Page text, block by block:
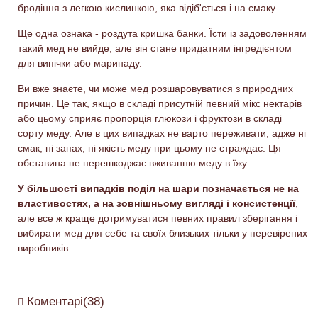
бродіння з легкою кислинкою, яка відіб'ється і на смаку.
Ще одна ознака - роздута кришка банки. Їсти із задоволенням
такий мед не вийде, але він стане придатним інгредієнтом
для випічки або маринаду.
Ви вже знаєте, чи може мед розшаровуватися з природних
причин. Це так, якщо в складі присутній певний мікс нектарів
або цьому сприяє пропорція глюкози і фруктози в складі
сорту меду. Але в цих випадках не варто переживати, адже ні
смак, ні запах, ні якість меду при цьому не страждає. Ця
обставина не перешкоджає вживанню меду в їжу.
У більшості випадків поділ на шари позначається не на
властивостях, а на зовнішньому вигляді і консистенції,
але все ж краще дотримуватися певних правил зберігання і
вибирати мед для себе та своїх близьких тільки у перевірених
виробників.
Коментарі(38)